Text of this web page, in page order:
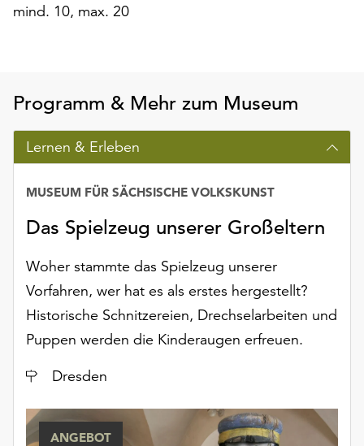
widerrufen.
Ende
der
Seite
die
Schaltfläche
„Cookie-
Einstellungen“
zur
Verfügung.
Funktionale
Cookies
werden
auch
ohne
Ihr
Einverständnis
weiterhin
ausgeführt.
mind. 10, max. 20
Programm & Mehr zum Museum
Lernen & Erleben
Das Spielzeug unserer Großeltern
MUSEUM FÜR SÄCHSISCHE VOLKSKUNST
Woher stammte das Spielzeug unserer
Vorfahren, wer hat es als erstes hergestellt?
Historische Schnitzereien, Drechselarbeiten und
Puppen werden die Kinderaugen erfreuen.
Ort
Dresden
ANGEBOT